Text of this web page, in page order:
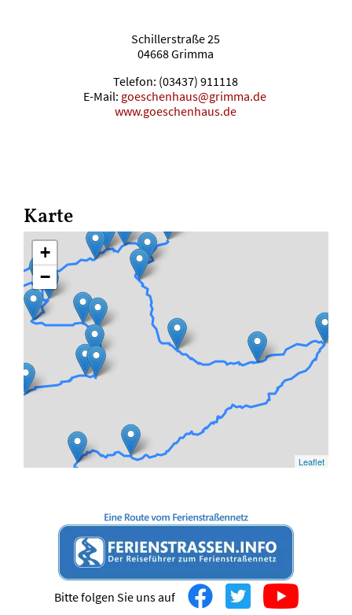
Schillerstraße 25
04668 Grimma
Telefon: (03437) 911118
E-Mail: goeschenhaus@grimma.de
www.goeschenhaus.de
Karte
+
−
Leaflet
Bitte folgen Sie uns auf